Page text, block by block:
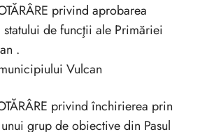
privind aprobarea
de funcţii ale Primăriei
.
Vulcan
privind închirierea prin
grup de obiective din Pasul